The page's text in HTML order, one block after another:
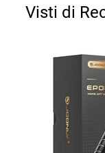
Visti di